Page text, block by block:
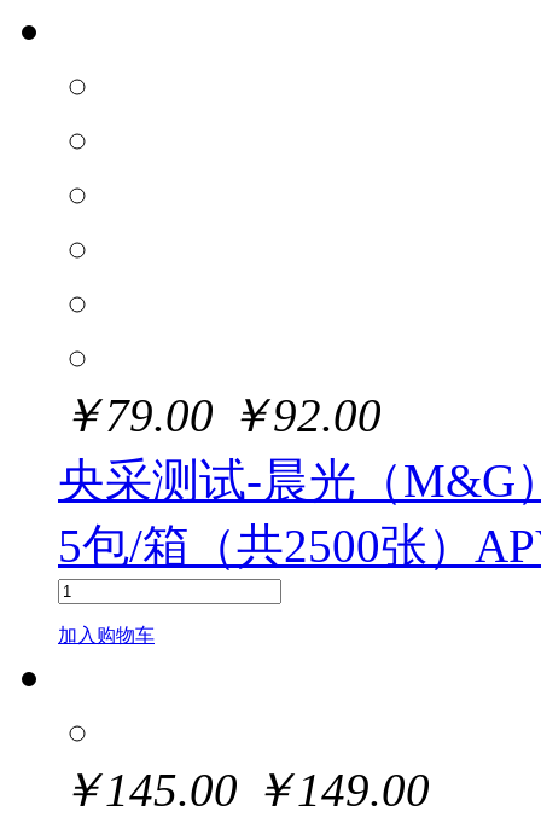
￥79.00 ￥92.00
央采测试-晨光（M&G
5包/箱（共2500张）
加入购物车
￥145.00 ￥149.00